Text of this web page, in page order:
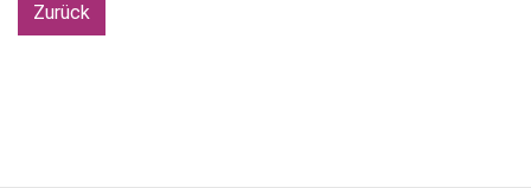
Zurück